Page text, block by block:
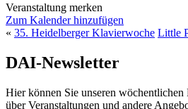
Veranstaltung merken
Zum Kalender hinzufügen
« 35. Heidelberger Klavierwoche Little
DAI-Newsletter
Hier können Sie unseren wöchentlichen
über Veranstaltungen und andere